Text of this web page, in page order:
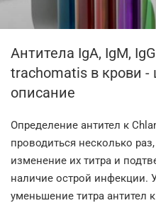
Антитела IgA, IgM,
trachomatis в крови
описание
Определение антител к
проводиться несколько
изменение их титра и
наличие острой инфекции.
уменьшение титра антител